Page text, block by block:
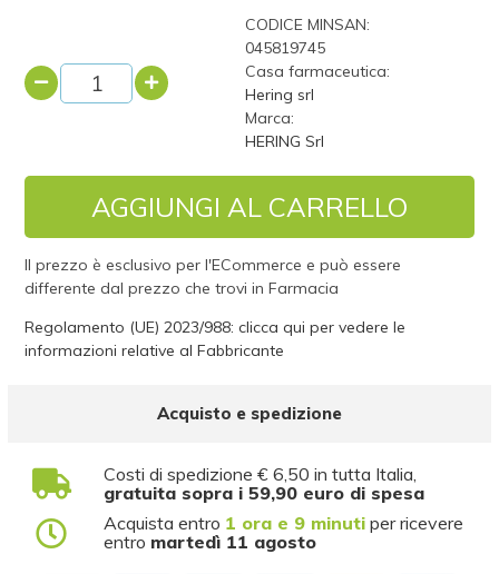
CODICE MINSAN:
045819745
Casa farmaceutica:
Hering srl
Marca:
HERING Srl
AGGIUNGI AL CARRELLO
Il prezzo è esclusivo per l'ECommerce e può essere
differente dal prezzo che trovi in Farmacia
Regolamento (UE) 2023/988: clicca qui per vedere le
informazioni relative al Fabbricante
Acquisto e spedizione
Costi di spedizione € 6,50 in tutta Italia,
gratuita sopra i 59,90 euro di spesa
Acquista entro 1 ora e 9 minuti per ricevere
entro martedì 11 agosto